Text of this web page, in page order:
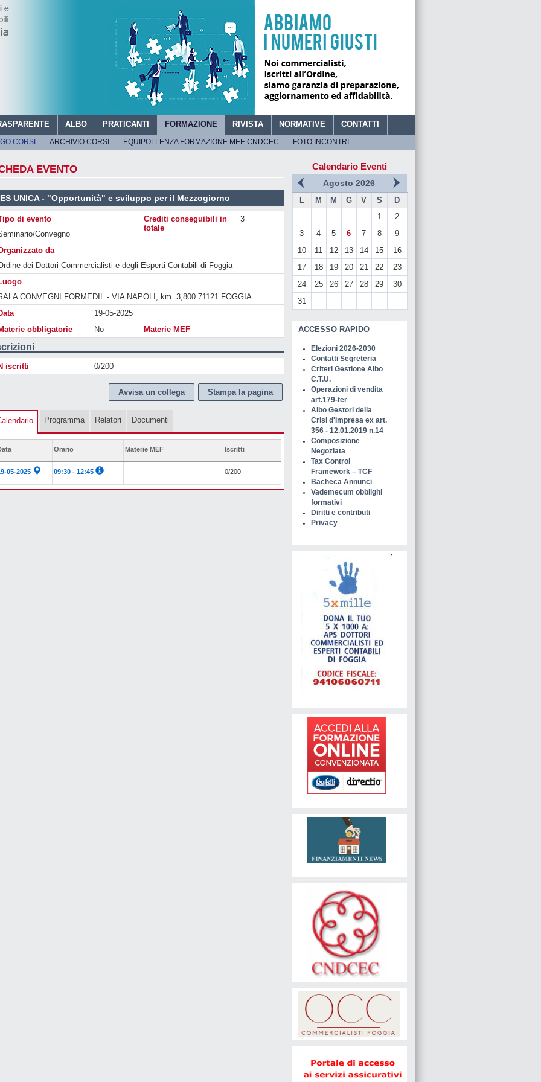
ALBO PRATICANTI FORMAZIONE RIVISTA NORMATIVE CONTATTI
CORSI ARCHIVIO CORSI EQUIPOLLENZA FORMAZIONE MEF-CNDCEC FOTO INCONTRI
DEI DOTTORI COMMERCIALISTI E DEGLI ESPERTI CONTABILI DI FOGGIA
EVENTO
UNICA - "Opportunità" e sviluppo per il Mezzogiorno
di evento
Convegno
Crediti conseguibili in
totale
3
da
dei Dottori Commercialisti e degli Esperti Contabili di Foggia
CONVEGNI FORMEDIL - VIA NAPOLI, km. 3,800 71121 FOGGIA
19-05-2025
obbligatorie
No Materie MEF
iscritti 0/200
Stampa la pagina
Avvisa un collega
Programma Relatori Documenti
Orario Materie MEF Iscritti
05-2025 09:30 - 12:45 0/200
Calendario Eventi
Agosto 2026
L M M G V S
D
1
2
3
4 5 6 7 8
9
10
11 12 13 14 15
16
17
18 19 20 21 22
23
24
25 26 27 28 29
30
31
ACCESSO RAPIDO
Elezioni 2026-2030
Contatti Segreteria
Criteri Gestione Albo
C.T.U.
Operazioni di vendita
art.179-ter
Albo Gestori della
Crisi d'Impresa ex art.
356 - 12.01.2019 n.14
Composizione
Negoziata
Tax Control
Framework – TCF
Bacheca Annunci
Vademecum obblighi
formativi
Diritti e contributi
Privacy